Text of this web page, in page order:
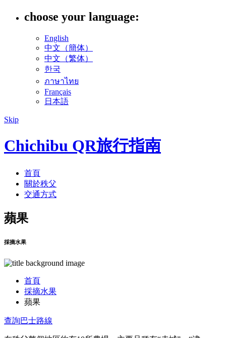
choose your language:
English
中文（簡体）
中文（繁体）
한국
ภาษาไทย
Français
日本語
Skip
Chichibu QR旅行指南
首頁
關於秩父
交通方式
蘋果
採摘水果
首頁
採摘水果
蘋果
查詢巴士路線